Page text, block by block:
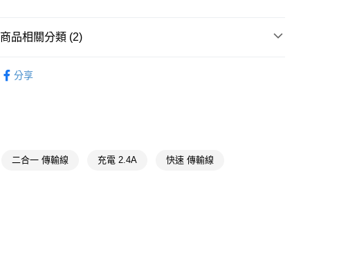
相關說明
AFTEE先享後付是「在收到商品之後才付款」的支付方式。 讓您購物簡單
便利好安心！
１．於結帳方式選擇「AFTEE先享後付」後，將跳轉至「AFTEE先享後
宅配(離島廠商直送🚚)
商品相關分類 (2)
分享
二合一 傳輸線 充電 2.4A 快速 傳輸線